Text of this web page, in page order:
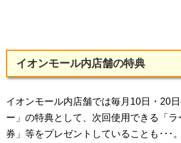
イオンモール内店舗の特典
イオンモール内店舗では毎月10日・20
ー」の特典として、次回使用できる「ラ
券」等をプレゼントしていることも･･･。